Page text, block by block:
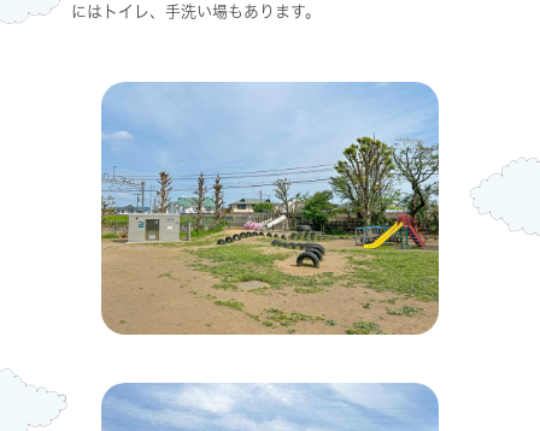
にはトイレ、手洗い場もあります。